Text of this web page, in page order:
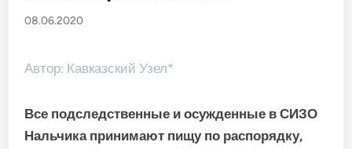
08.06.2020
Автор: Кавказский Узел*
Все подследственные и осужденные в СИЗО
Нальчика принимают пищу по распорядку,